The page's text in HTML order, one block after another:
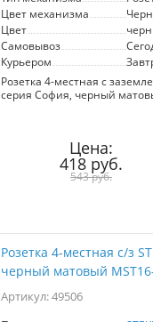
Цвет механизма
Цвет
Самовывоз
Курьером
Розетка 4-местная с
серия София, черный
защиты IP20. Идеальна для
домашних и офисных
безопасное подключение
Современный дизайн в
исполнении гармонично
Цена:
418 руб.
543 руб.
Розетка 4-местная с/з
черный матовый
Артикул: 49506